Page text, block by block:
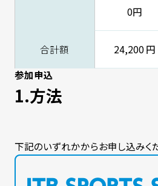
0円
合計額 24,200 円
参加申込
1.方法
下記のいずれかからお申し込みく